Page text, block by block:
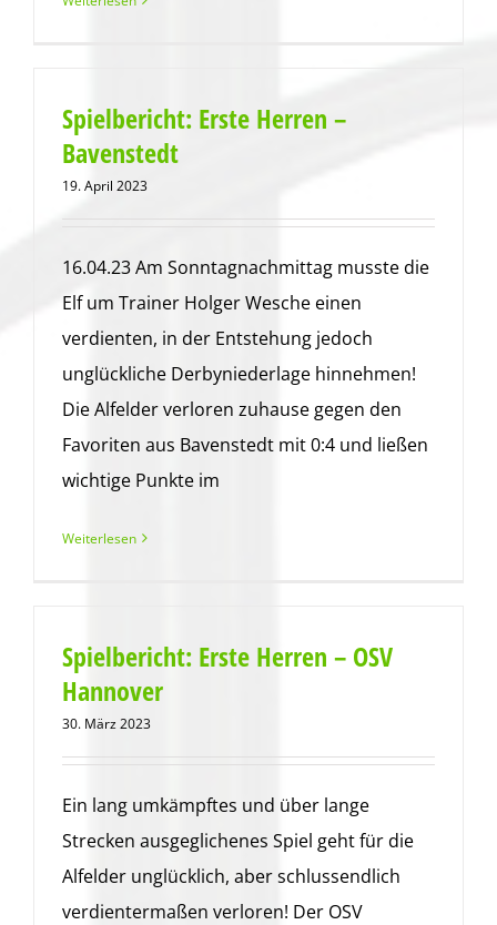
Spielbericht: Erste Herren –
Bavenstedt
19. April 2023
16.04.23 Am Sonntagnachmittag musste die
Elf um Trainer Holger Wesche einen
verdienten, in der Entstehung jedoch
unglückliche Derbyniederlage hinnehmen!
Die Alfelder verloren zuhause gegen den
Favoriten aus Bavenstedt mit 0:4 und ließen
wichtige Punkte im
Weiterlesen
Spielbericht: Erste Herren – OSV
Hannover
30. März 2023
Ein lang umkämpftes und über lange
Strecken ausgeglichenes Spiel geht für die
Alfelder unglücklich, aber schlussendlich
verdientermaßen verloren! Der OSV